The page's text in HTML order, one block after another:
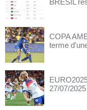
BRÉSIL
COPA
terme
27/07/2025